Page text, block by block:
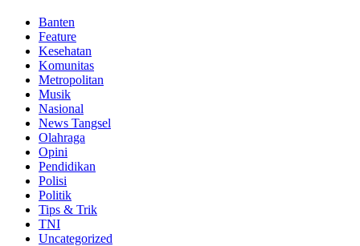
Banten
Feature
Kesehatan
Komunitas
Metropolitan
Musik
Nasional
News Tangsel
Olahraga
Opini
Pendidikan
Polisi
Politik
Tips & Trik
TNI
Uncategorized